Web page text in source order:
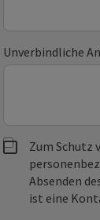
Unverbindliche
Zum Schutz
Absenden
ist eine